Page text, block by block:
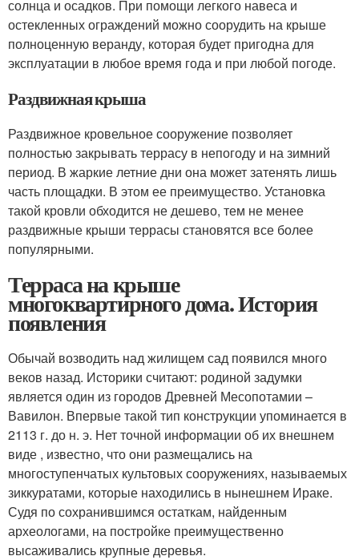
солнца и осадков. При помощи легкого навеса и
остекленных ограждений можно соорудить на крыше
полноценную веранду, которая будет пригодна для
эксплуатации в любое время года и при любой погоде.
Раздвижная крыша
Раздвижное кровельное сооружение позволяет
полностью закрывать террасу в непогоду и на зимний
период. В жаркие летние дни она может затенять лишь
часть площадки. В этом ее преимущество. Установка
такой кровли обходится не дешево, тем не менее
раздвижные крыши террасы становятся все более
популярными.
Терраса на крыше
многоквартирного дома. История
появления
Обычай возводить над жилищем сад появился много
веков назад. Историки считают: родиной задумки
является один из городов Древней Месопотамии –
Вавилон. Впервые такой тип конструкции упоминается в
2113 г. до н. э. Нет точной информации об их внешнем
виде , известно, что они размещались на
многоступенчатых культовых сооружениях, называемых
зиккуратами, которые находились в нынешнем Ираке.
Судя по сохранившимся остаткам, найденным
археологами, на постройке преимущественно
высаживались крупные деревья.